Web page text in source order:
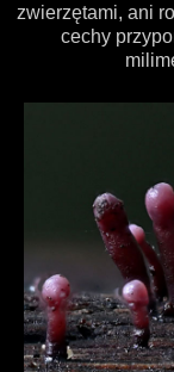
zwierzętami, ani
cechy